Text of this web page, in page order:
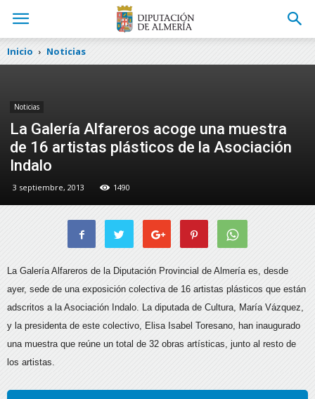
Inicio Noticias
Noticias
La Galería Alfareros acoge una muestra
de 16 artistas plásticos de la Asociación
Indalo
3 septiembre, 2013 1490
La Galería Alfareros de la Diputación Provincial de Almería es, desde
ayer, sede de una exposición colectiva de 16 artistas plásticos que están
adscritos a la Asociación Indalo. La diputada de Cultura, María Vázquez,
y la presidenta de este colectivo, Elisa Isabel Toresano, han inaugurado
una muestra que reúne un total de 32 obras artísticas, junto al resto de
los artistas.